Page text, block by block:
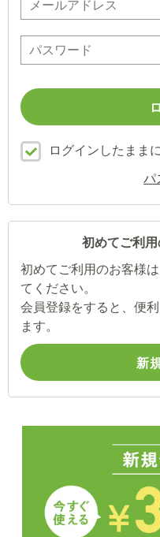
ログインしたまま
パ
初めてご利
初めてご利用のお客様
てください。
会員登録をすると、便
ます。